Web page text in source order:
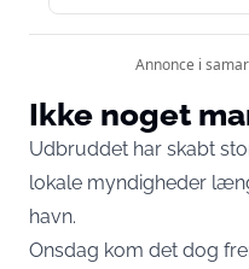
Ikke noget
Udbruddet har skabt
lokale myndigheder
havn.
Onsdag kom det dog